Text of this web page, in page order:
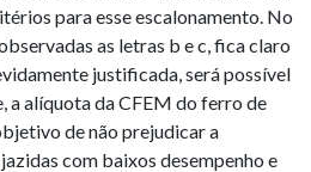
para esse escalonamento. No
as letras b e c, fica claro
justificada, será possível
a alíquota da CFEM do ferro de
de não prejudicar a
com baixos desempenho e